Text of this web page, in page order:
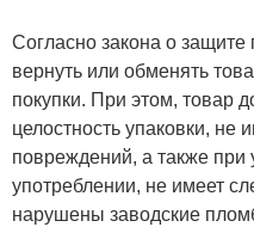
Согласно закона о
вернуть или обменять
покупки. При этом, товар
целостность упаковки, не
повреждений, а также при
употреблении, не имеет
нарушены заводские